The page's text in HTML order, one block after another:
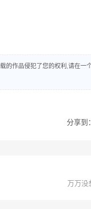
的作品侵犯了您的权利,请在一
分享到：
万万没